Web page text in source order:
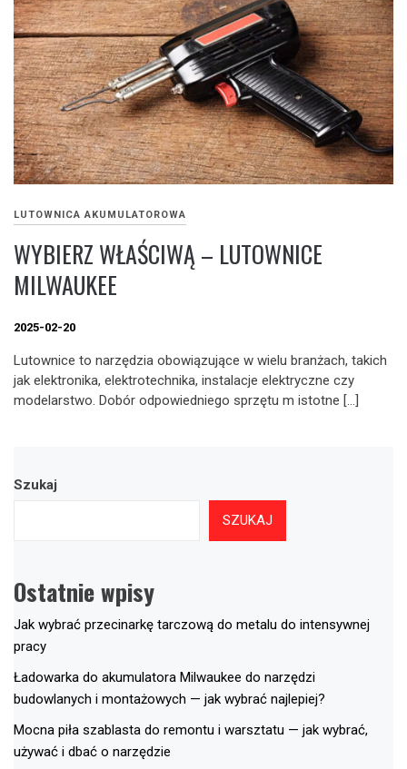
LUTOWNICA AKUMULATOROWA
WYBIERZ WŁAŚCIWĄ – LUTOWNICE
MILWAUKEE
2025-02-20
Lutownice to narzędzia obowiązujące w wielu branżach, takich
jak elektronika, elektrotechnika, instalacje elektryczne czy
modelarstwo. Dobór odpowiedniego sprzętu m istotne […]
Szukaj
SZUKAJ
Ostatnie wpisy
Jak wybrać przecinarkę tarczową do metalu do intensywnej
pracy
Ładowarka do akumulatora Milwaukee do narzędzi
budowlanych i montażowych — jak wybrać najlepiej?
Mocna piła szablasta do remontu i warsztatu — jak wybrać,
używać i dbać o narzędzie